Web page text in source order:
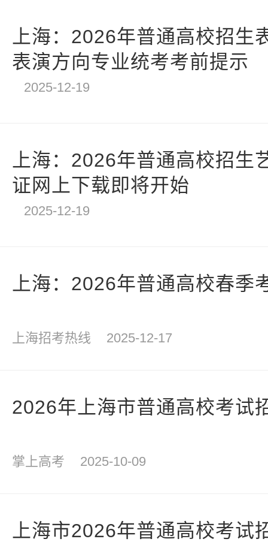
上海：2026年普通高校招生
表演方向专业统考考前提示
2025-12-19
上海：2026年普通高校招生
证网上下载即将开始
2025-12-19
上海：2026年普通高校春季
上海招考热线 2025-12-17
2026年上海市普通高校考试
掌上高考 2025-10-09
上海市2026年普通高校考试